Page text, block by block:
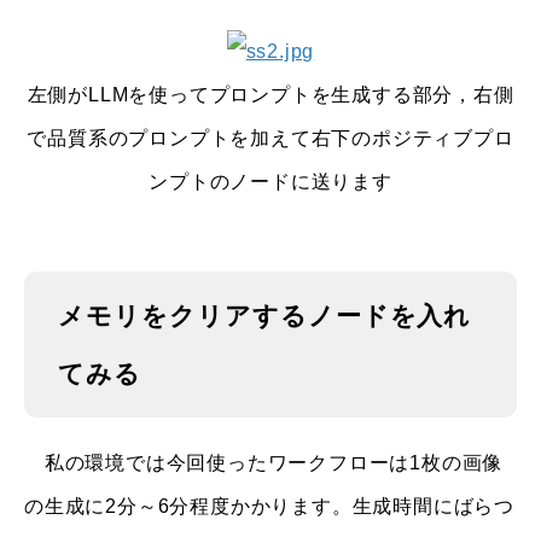
左側がLLMを使ってプロンプトを生成する部分，右側
で品質系のプロンプトを加えて右下のポジティブプロ
ンプトのノードに送ります
メモリをクリアするノードを入れ
てみる
私の環境では今回使ったワークフローは1枚の画像
の生成に2分～6分程度かかります。生成時間にばらつ